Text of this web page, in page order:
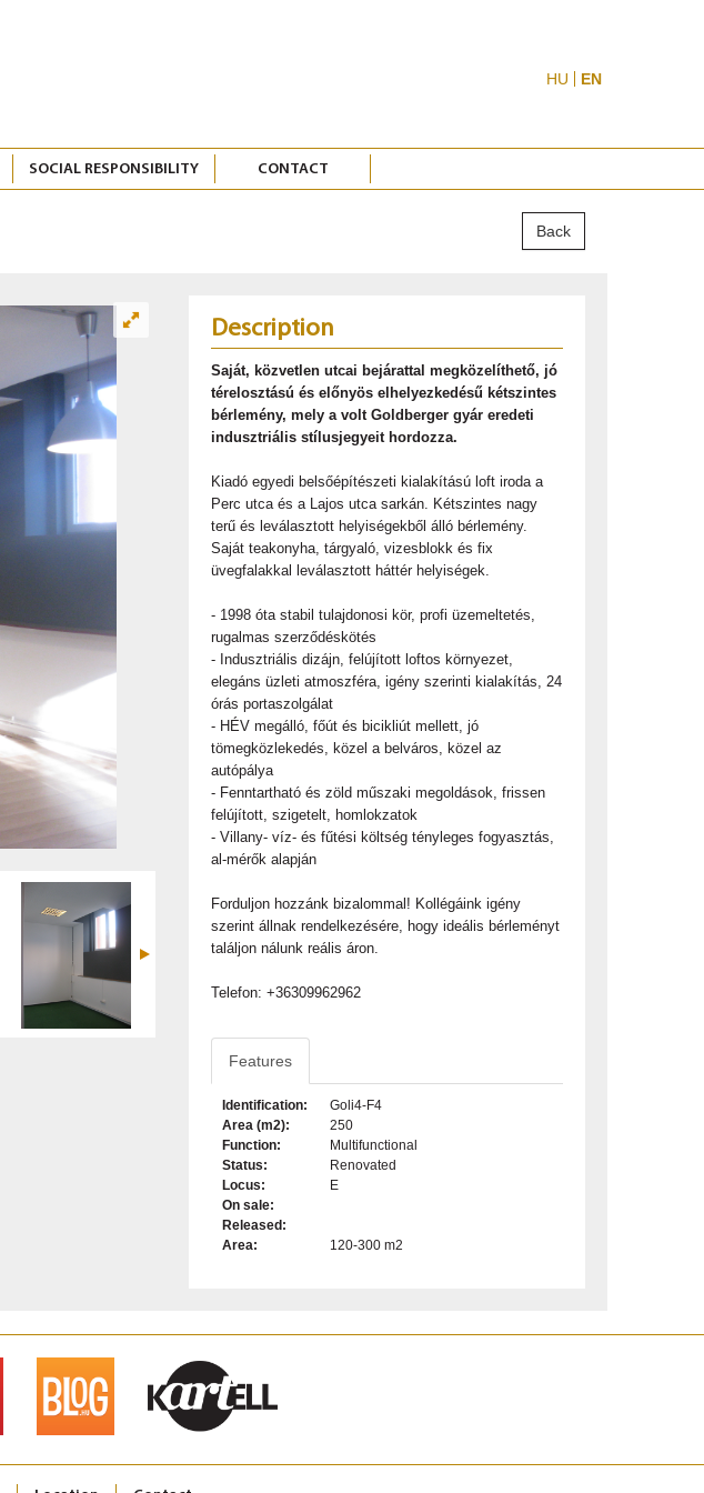
HU EN
SOCIAL RESPONSIBILITY CONTACT
Back
Description
Saját, közvetlen utcai bejárattal megközelíthető, jó
térelosztású és előnyös elhelyezkedésű kétszintes
bérlemény, mely a volt Goldberger gyár eredeti
indusztriális stílusjegyeit hordozza.
Kiadó egyedi belsőépítészeti kialakítású loft iroda a
Perc utca és a Lajos utca sarkán. Kétszintes nagy
terű és leválasztott helyiségekből álló bérlemény.
Saját teakonyha, tárgyaló, vizesblokk és fix
üvegfalakkal leválasztott háttér helyiségek.
- 1998 óta stabil tulajdonosi kör, profi üzemeltetés,
rugalmas szerződéskötés
- Indusztriális dizájn, felújított loftos környezet,
elegáns üzleti atmoszféra, igény szerinti kialakítás, 24
órás portaszolgálat
- HÉV megálló, főút és bicikliút mellett, jó
tömegközlekedés, közel a belváros, közel az
autópálya
- Fenntartható és zöld műszaki megoldások, frissen
felújított, szigetelt, homlokzatok
- Villany- víz- és fűtési költség tényleges fogyasztás,
al-mérők alapján
Forduljon hozzánk bizalommal! Kollégáink igény
szerint állnak rendelkezésére, hogy ideális bérleményt
találjon nálunk reális áron.
Telefon: +36309962962
Features
Identification:
Goli4-F4
Area (m2):
250
Function:
Multifunctional
Status:
Renovated
Locus:
E
On sale:
Released:
Area:
120-300 m2